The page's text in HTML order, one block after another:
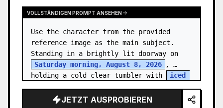
VOLLSTÄNDIGEN PROMPT ANSEHEN
Use the character from the provided
reference image as the main subject.
Saturday morning, August 8, 2026
,
holding a cold clear tumbler with
iced
JETZT AUSPROBIEREN